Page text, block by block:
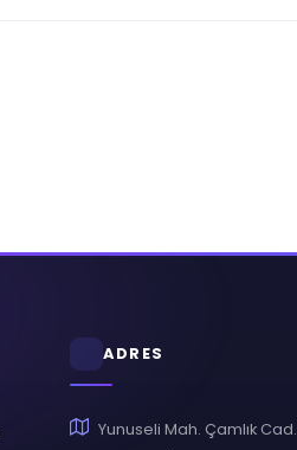
ADRES
Yunuseli Mah. Çamlık